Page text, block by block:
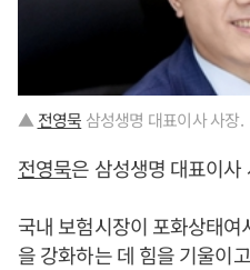
▲ 전영묵 삼성생명 대표이사 사장.
전영묵은 삼성생명 대표이사
국내 보험시장이 포화상태
을 강화하는 데 힘을 기울이